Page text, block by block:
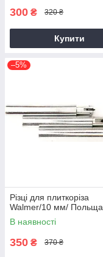
300 ₴ 320 ₴
Купити
–5%
Різці для плиткоріза
Walmer/10 мм/ Польща
В наявності
350 ₴ 370 ₴